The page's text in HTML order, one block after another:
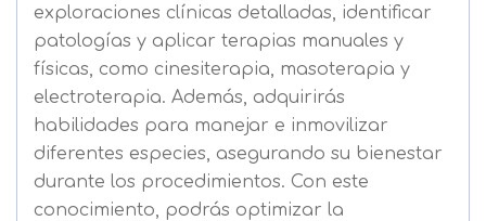
exploraciones clínicas detalladas, identificar
patologías y aplicar terapias manuales y
físicas, como cinesiterapia, masoterapia y
electroterapia. Además, adquirirás
habilidades para manejar e inmovilizar
diferentes especies, asegurando su bienestar
durante los procedimientos. Con este
conocimiento, podrás optimizar la